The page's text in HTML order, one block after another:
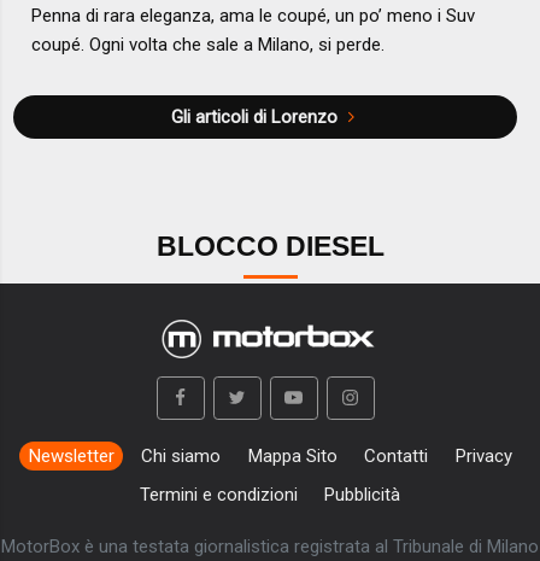
Penna di rara eleganza, ama le coupé, un po’ meno i Suv
coupé. Ogni volta che sale a Milano, si perde.
Gli articoli di Lorenzo
BLOCCO DIESEL
Newsletter Chi siamo Mappa Sito Contatti
Privacy
Termini e condizioni
Pubblicità
MotorBox è una testata giornalistica registrata al Tribunale di Milano